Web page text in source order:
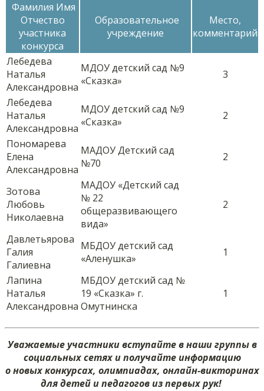
Фамилия Имя
Отчество
участника
конкурса
Образовательное
учреждение
Место,
комментарий
Лебедева
Наталья
Александровна
МДОУ детский сад №9
«Сказка»
3
Лебедева
Наталья
Александровна
МДОУ детский сад №9
«Сказка»
2
Пономарева
Елена
Александровна
МАДОУ Детский сад
№70
2
Зотова
Любовь
Николаевна
МАДОУ «Детский сад
№ 22
общеразвивающего
вида»
2
Давлетьярова
Галия
Галиевна
МБДОУ детский сад
«Аленушка»
1
Лапина
Наталья
Александровна
МБДОУ детский сад №
19 «Сказка» г.
Омутнинска
1
Уважаемые участники вступайте в наши группы в
социальных сетях и получайте информацию
о новых конкурсах, олимпиадах, онлайн-викторинах
для детей и педагогов из первых рук!